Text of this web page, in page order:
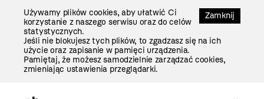
Zamknij
Używamy plików cookies, aby ułatwić Ci
korzystanie z naszego serwisu oraz do celów
statystycznych.
Jeśli nie blokujesz tych plików, to zgadzasz się na ich
użycie oraz zapisanie w pamięci urządzenia.
Pamiętaj, że możesz samodzielnie zarządzać cookies,
zmieniając ustawienia przeglądarki.